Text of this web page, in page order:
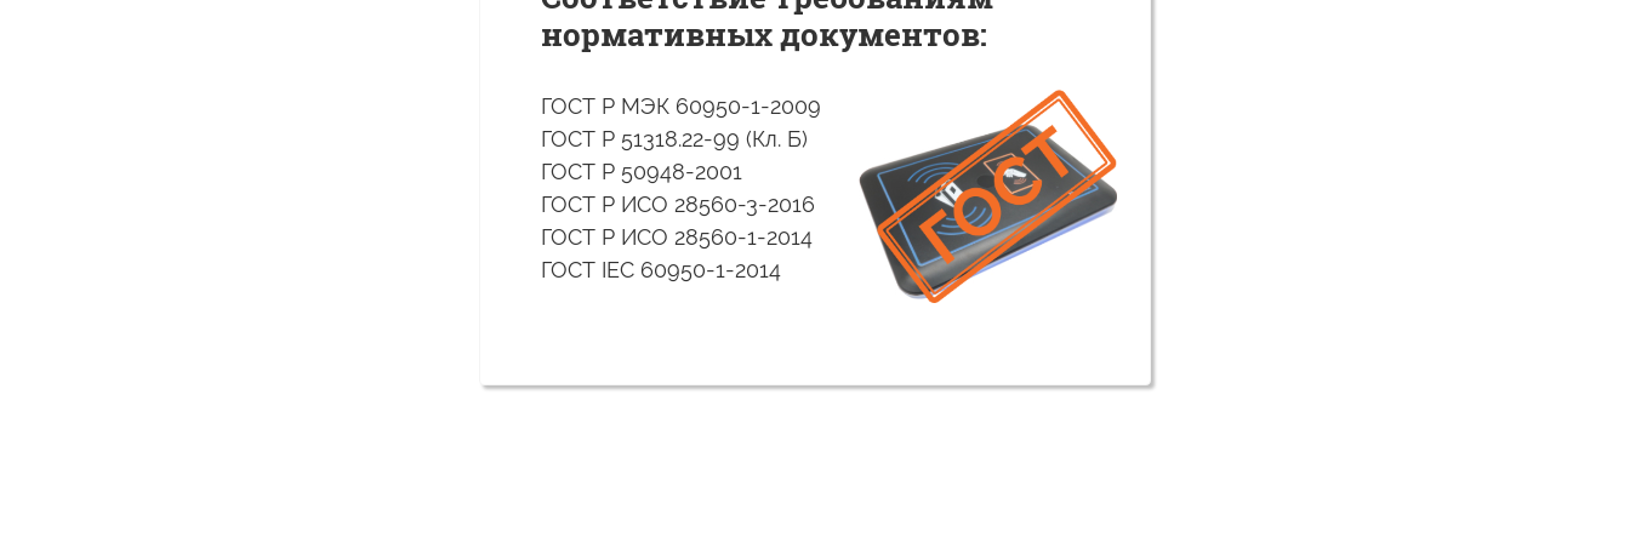
нормативных документов:
ГОСТ Р МЭК 60950-1-2009
ГОСТ Р 51318.22-99 (Кл. Б)
ГОСТ Р 50948-2001
ГОСТ Р ИСО 28560-3-2016
ГОСТ Р ИСО 28560-1-2014
ГОСТ IEC 60950-1-2014